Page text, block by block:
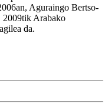
Aguraingo Bertso-
2009tik Arabako
da.